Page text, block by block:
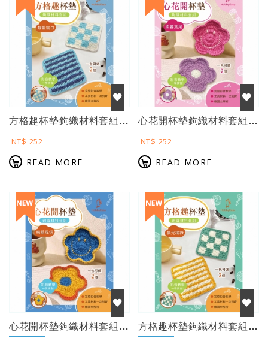
方格趣杯墊鉤織材料套組──靜藍雲白（含完整教學影片＋織圖）
NT$ 252
READ MORE
心花開杯墊鉤織材料套組──柔暮鳶尾（含完整教學影片＋織圖）
NT$ 252
READ MORE
心花開杯墊鉤織材料套組──晴藍風信（含完整教學影片＋織圖） 方格趣杯墊鉤織材料套組──晨光橘綠（含完整教學影片＋織圖）